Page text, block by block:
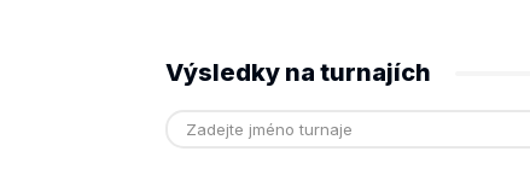
Výsledky na turnajích